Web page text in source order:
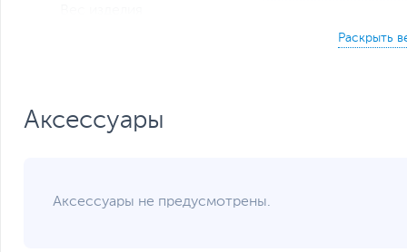
Ссылка на сайт производителя
Если вы заметили ошибку или неточность в описании товара,
Аксессуары
Аксессуары не предусмотрены.